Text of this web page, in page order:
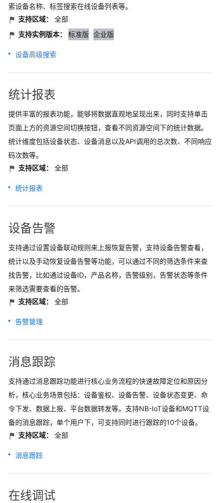
索设备名称、标签搜索在线设备列表等。
支持区域：
全部
支持实例版本：
标准版 企业版
设备高级搜索
统计报表
提供丰富的报表功能，能够将数据直观地呈现出来，同时支持单击
页面上方的资源空间切换按钮，查看不同资源空间下的统计数据。
统计维度包括设备状态、设备消息以及API调用的总次数、不同响应
码次数等。
支持区域：
全部
统计报表
设备告警
支持通过设置设备联动规则来上报恢复告警，支持设备告警查看，
统计以及手动恢复设备告警等功能，可以通过不同的筛选条件来查
找告警，比如通过设备ID，产品名称，告警级别，告警状态等条件
来筛选需要查看的告警。
支持区域：
全部
告警管理
消息跟踪
支持通过消息跟踪功能进行核心业务流程的快速故障定位和原因分
析，核心业务场景包括：设备鉴权、设备告警、设备状态变更、命
令下发、数据上报、平台数据转发等。支持NB-IoT设备和MQTT设
备的消息跟踪，单个用户下，可支持同时进行跟踪的10个设备。
支持区域：
全部
消息跟踪
在线调试